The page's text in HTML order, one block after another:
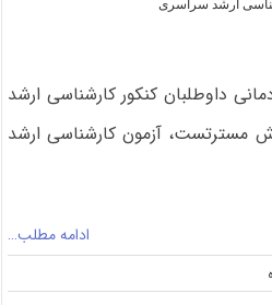
ارشد سراسری
داوطلبان کنکور کارشناسی ارشد
مسترتست، آزمون کارشناسی ارشد
ادامه مطلب…
on
روزهای